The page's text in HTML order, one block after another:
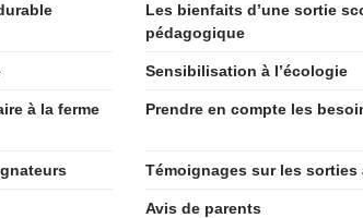
Les bienfaits d’une sortie
pédagogique
Sensibilisation à l’écologie
à la ferme
Prendre en compte les
Témoignages sur les sorties
Avis de parents